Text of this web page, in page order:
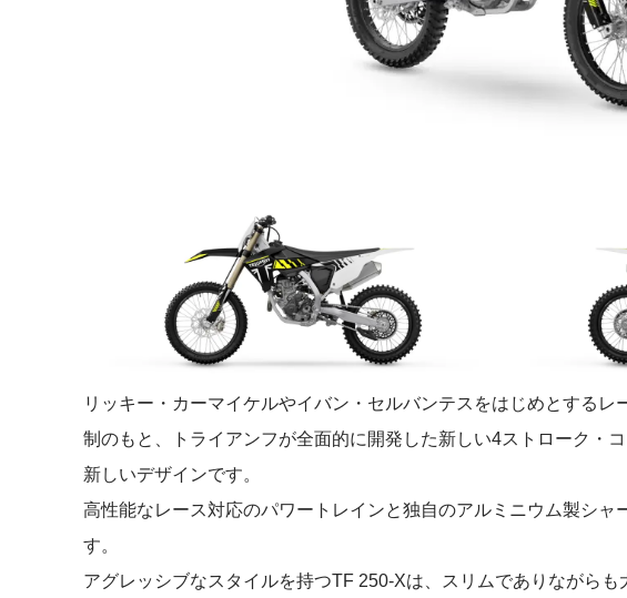
リッキー・カーマイケルやイバン・セルバンテスをはじめとする
制のもと、トライアンフが全面的に開発した新しい4ストローク・
新しいデザインです。
高性能なレース対応のパワートレインと独自のアルミニウム製シャ
す。
アグレッシブなスタイルを持つTF 250-Xは、スリムでありながら